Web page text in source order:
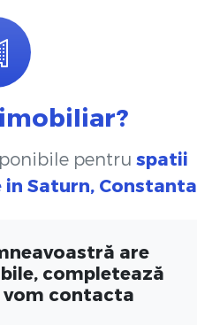
pentru spatii
in Saturn, Constanta
are
completează
contacta